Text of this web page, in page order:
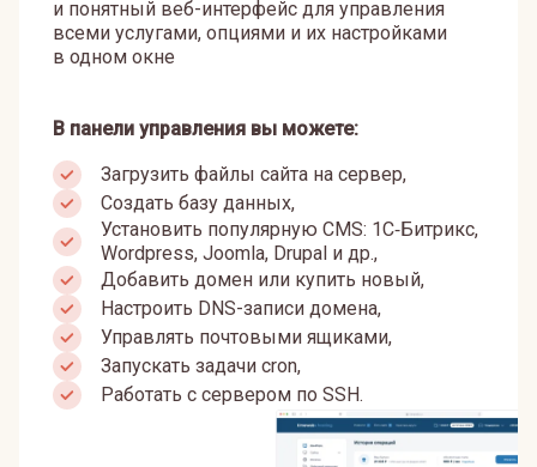
и понятный веб-интерфейс для управления
всеми услугами, опциями и их настройками
в одном окне
В панели управления вы можете:
Загрузить файлы сайта на сервер,
Создать базу данных,
Установить популярную CMS: 1С‑Битрикс,
Wordpress, Joomla, Drupal и др.,
Добавить домен или купить новый,
Настроить DNS-записи домена,
Управлять почтовыми ящиками,
Запускать задачи cron,
Работать с сервером по SSH.